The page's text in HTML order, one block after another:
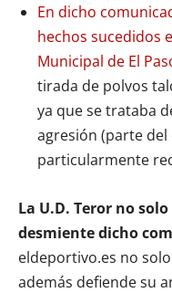
En dicho
hechos sucedidos
Municipal de El
tirada de polvos
ya que se trataba
agresión (parte
particularmente
La U.D. Teror no
desmiente dicho
eldeportivo.es no
además defiende su